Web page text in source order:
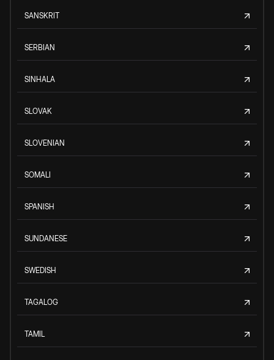
SANSKRIT
SERBIAN
SINHALA
SLOVAK
SLOVENIAN
SOMALI
SPANISH
SUNDANESE
SWEDISH
TAGALOG
TAMIL